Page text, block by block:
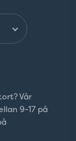
Vår
9-17 på